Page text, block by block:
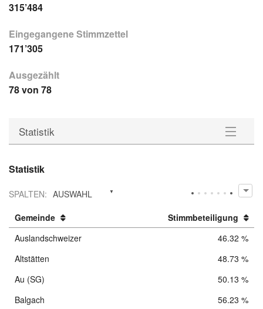
315’484
Eingegangene Stimmzettel
171’305
Ausgezählt
78 von 78
Statistik
Wahlkreise
Statistik
Downloads
Statistik
SPALTEN: AUSWAHL
Gemeinde
Stimmbeteiligung
Auslandschweizer
46.32 %
Altstätten
48.73 %
Au (SG)
50.13 %
Balgach
56.23 %